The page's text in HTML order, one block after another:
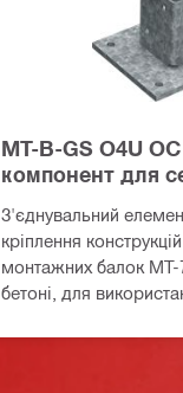
MT-B-GS O4U
компонент для
З'єднувальний
кріплення
монтажних балок MT-
бетоні, для
низьким рівнем